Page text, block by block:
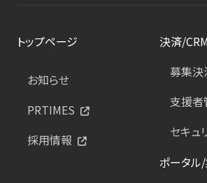
トップページ
お知らせ
PRTIMES
採用情報
決済/
募集決
支援者
セキュ
ポータル